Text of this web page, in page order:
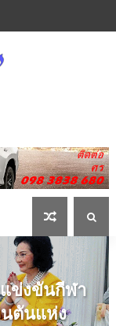
ข่งขันกีฬา
ตันแห่ง